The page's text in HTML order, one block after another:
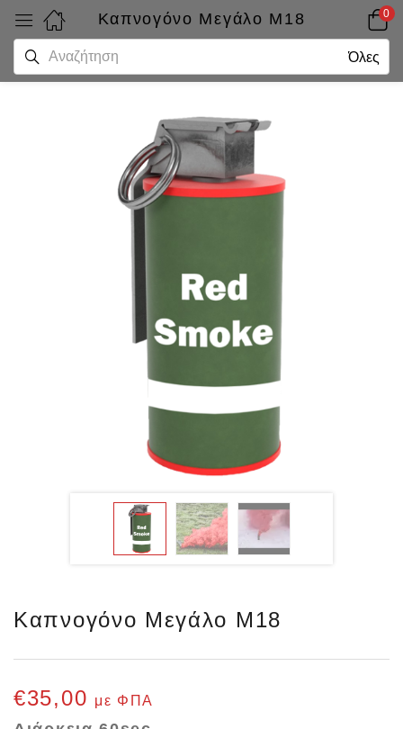
Καπνογόνο Μεγάλο M18 0
Καπνογόνο Μεγάλο M18
€35,00 με ΦΠΑ